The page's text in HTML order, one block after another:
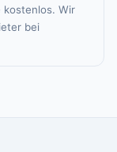
kostenlos. Wir
bei